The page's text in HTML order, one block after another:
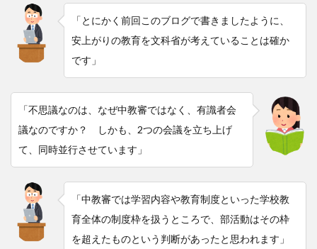
「とにかく前回このブログで書きましたように、
安上がりの教育を文科省が考えていることは確か
です」
「不思議なのは、なぜ中教審ではなく、有識者会
議なのですか？ しかも、2つの会議を立ち上げ
て、同時並行させています」
「中教審では学習内容や教育制度といった学校教
育全体の制度枠を扱うところで、部活動はその枠
を超えたものという判断があったと思われます」